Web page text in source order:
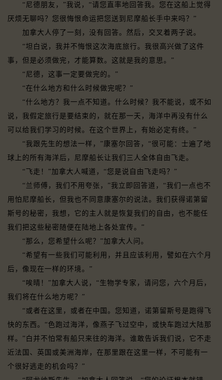
“尼德朋友，”我说，“请您直率地回答我。您在这船上觉得
厌烦无聊吗？您很悔恨命运把您送到尼摩船长手中来吗？”
加拿大人停了一刻，没有回答。然后，交叉着两子说。
“坦白说，我并不悔恨这次海底旅行。我很高兴做了这件
事，但是必须做完，才能算数。这就是我的意思。”
“尼德，这事一定要做完的。”
“在什么地方和什么时候做完呢？”
“什么地方？我一点不知道。什么时候？我不能说，或不如
说，我假定旅行是要结束的，就在那一天，海洋中再没有什么
可以给我们学习的时候。在这个世界上，有始必定有终。”
“我跟先生的想法一样，”康塞尔回答，“很可能：士遍了地
球上的所有海洋后，尼摩船长让我们三人全体自由飞走。
“飞走！”加拿大人喊道，“您是说自由飞走吗？”
“兰师傅，我们不用夸张，”我立即回答道，“我们一点也不
用怕尼摩船长，但我也不同意康塞尔的说法。我们获得诺第留
斯号的秘密，我想，它的主人就是恢复我们的自由，也不能任
我们把这些秘密随便在陆地上各处宣传。”
“那么，您希望什么呢？”加拿大人问。
“希望有一些我们可能利用，并且应该利用，譬如在六个月
后，像现在一样的环境。”
“唉晴！”加拿大人说，“生物学专家，请问您，六个月后，
我们将在什么地方呢？”
“或者在这里，或者在中国。您知道，诺第留斯号是跑得飞
快的东西。“色跑过海洋，像燕子飞过空中，或快车跑过大陆那
样。”白并不怕常有船只来往的海洋。谁敢告诉我们说，它不走
近法国、英国或美洲海岸，在那里跟在这里一样，不可能有一
个很好逃走的机会吗？”